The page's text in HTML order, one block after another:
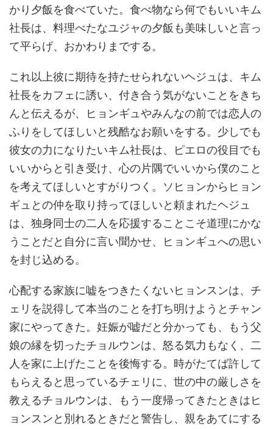
かり夕飯を食べていた。食べ物なら何でもいいキム
社長は、料理べたなユジャの夕飯も美味しいと言っ
て平らげ、おかわりまでする。
これ以上彼に期待を持たせられないヘジュは、キム
社長をカフェに誘い、付き合う気がないことをきち
んと伝えるが、ヒョンギュやみんなの前では恋人の
ふりをしてほしいと残酷なお願いをする。少しでも
彼女の力になりたいキム社長は、ピエロの役目でも
いいからと引き受け、心の片隅でいいから僕のこと
を考えてほしいとすがりつく。ソヒョンからヒョン
ギュとの仲を取り持ってほしいと頼まれたヘジュ
は、独身同士の二人を応援することこそ道理にかな
うことだと自分に言い聞かせ、ヒョンギュへの思い
を封じ込める。
心配する家族に嘘をつきたくないヒョンスンは、チ
ェリを説得して本当のことを打ち明けようとチャン
家にやってきた。妊娠が嘘だと分かっても、もう父
娘の縁を切ったチョルウンは、怒る気力もなく、二
人を家に上げたことを後悔する。時がたてば許して
もらえると思っているチェリに、世の中の厳しさを
教えるチョルウンは、もう一度帰ってきたときはヒ
ョンスンと別れるときだと警告し、親をあてにする